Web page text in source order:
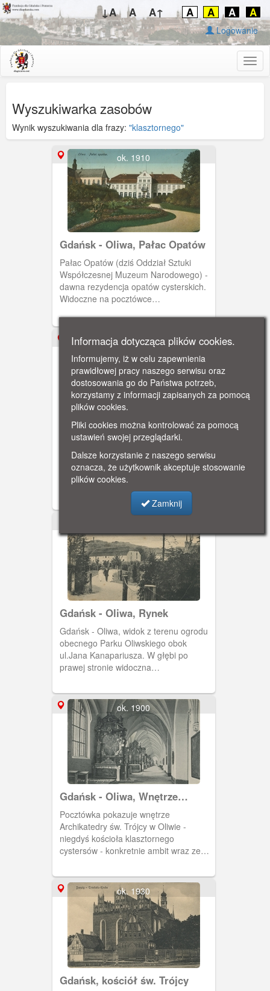
↓A A A↑ A A A A
Logowanie
Wyszukiwarka zasobów
Wynik wyszukiwania dla frazy: "klasztornego"
ok. 1910
Gdańsk - Oliwa, Pałac Opatów
Pałac Opatów (dziś Oddział Sztuki
Współczesnej Muzeum Narodowego) -
dawna rezydencja opatów cysterskich.
Widoczne na pocztówce
nakryte mansardowym dachem zostało
odbudowane po II wojnie światowej z
inicjatywy Muzeum Narodowego.
Początkowo mieścił się w nim Dział
Etnograficzny tegoż muzeum. Obecnie
są w nim zgromadzone eksponaty z
zakresu sztuki współczesnej. Oprócz
ekspozycji stałej można w nim także
oglądać wystawy czasowe. Pałac
Opatów jest otoczony Parkiem
Oliwskim; przylega z jednej strony do
muru klasztornego. Pocztówka w
obiegu od 1 IX 1917 r.
ok. 1910
Gdańsk - Oliwa, stalle w
Archikatedrze św. Trójcy
(przeznaczone dla mnichów) znajdują
się w prezbiterium dawnego kościoła
klasztornego św. Trójcy (ob.
Archikatedra). Zostały ufundowane
przez Opata Dawida Konarskiego.
Gdańsk - Oliwa, Rynek
Gdańsk - Oliwa, widok z terenu ogrodu
obecnego Parku Oliwskiego obok
ul.Jana Kanapariusza. W głębi po
prawej stronie widoczna
archikatedry św. Trójcy (niegdyś
kościoła klasztornego cystersów, potem
parafialnego katolików, zaś od 1925 r. -
katedralnego).
ok. 1900
Gdańsk - Oliwa, Wnętrze
Archikatedry
Pocztówka pokazuje wnętrze
Archikatedry św. Trójcy w Oliwie -
niegdyś kościoła klasztornego
cystersów - konkretnie ambit wraz ze
Większość ołtarzy pochodzi z fundacji
opata Aleksandra Kęsowskiego oraz
Michała Antoniego Hackiego. W
centrum ołtarza, który widać na
pierwszym planie znajduje się obraz
Hermana Hana pt. "Ukoronowanie
NMP" .
ok. 1930
Gdańsk, kościół św. Trójcy
Informacja dotycząca plików cookies.
Informujemy, iż w celu zapewnienia
prawidłowej pracy naszego serwisu oraz
dostosowania go do Państwa potrzeb,
korzystamy z informacji zapisanych za pomocą
plików cookies.
Pliki cookies można kontrolować za pomocą
ustawień swojej przeglądarki.
Dalsze korzystanie z naszego serwisu
oznacza, że użytkownik akceptuje stosowanie
plików cookies.
Zamknij